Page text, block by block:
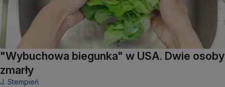
"Wybuchowa biegunka" w USA. Dwie osoby
zmarły
J. Stempień